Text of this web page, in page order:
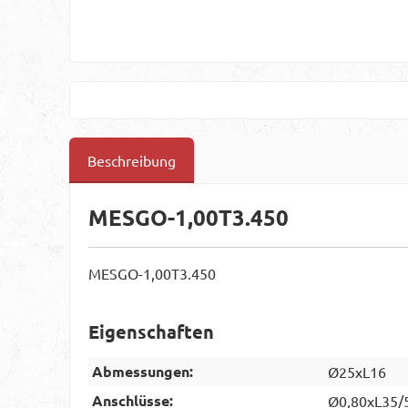
Beschreibung
MESGO-1,00T3.450
MESGO-1,00T3.450
Eigenschaften
Abmessungen: Ø25xL16
Anschlüsse: Ø0,80xL35/